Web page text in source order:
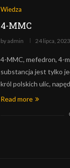
Wiedza
4-MMC
byadmin 24 lipca, 2023
4-MMC, mefedron, 4-
substancja jest tylko
król polskich ulic,
Read more